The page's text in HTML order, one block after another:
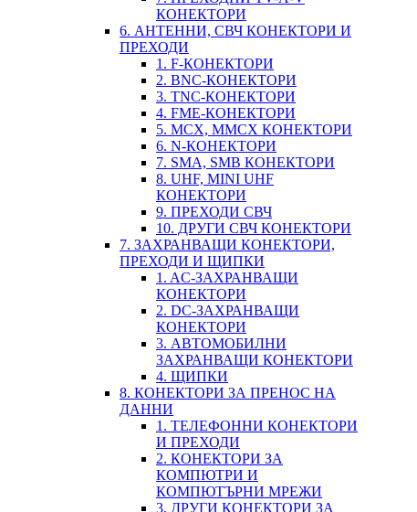
КОНЕКТОРИ
6. АНТЕННИ, СВЧ КОНЕКТОРИ И
ПРЕХОДИ
1. F-КОНЕКТОРИ
2. BNC-КОНЕКТОРИ
3. TNC-КОНЕКТОРИ
4. FME-КОНЕКТОРИ
5. MCX, MMCX КОНЕКТОРИ
6. N-КОНЕКТОРИ
7. SMA, SMB КОНЕКТОРИ
8. UHF, MINI UHF
КОНЕКТОРИ
9. ПРЕХОДИ СВЧ
10. ДРУГИ СВЧ КОНЕКТОРИ
7. ЗАХРАНВАЩИ КОНЕКТОРИ,
ПРЕХОДИ И ЩИПКИ
1. AC-ЗАХРАНВАЩИ
КОНЕКТОРИ
2. DC-ЗАХРАНВАЩИ
КОНЕКТОРИ
3. АВТОМОБИЛНИ
ЗАХРАНВАЩИ КОНЕКТОРИ
4. ЩИПКИ
8. КОНЕКТОРИ ЗА ПРЕНОС НА
ДАННИ
1. ТЕЛЕФОННИ КОНЕКТОРИ
И ПРЕХОДИ
2. КОНЕКТОРИ ЗА
КОМПЮТРИ И
КОМПЮТЪРНИ МРЕЖИ
3. ДРУГИ КОНЕКТОРИ ЗА